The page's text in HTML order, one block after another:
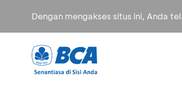
Dengan mengakses situs ini, Anda